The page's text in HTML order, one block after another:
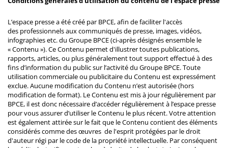
L’espace presse a été créé par BPCE, afin de faciliter l'accès
des professionnels aux communiqués de presse, images, vidéos,
infographies etc. du Groupe BPCE (ci-après désignés ensemble le
« Contenu »). Ce Contenu permet d'illustrer toutes publications,
rapports, articles, ou plus généralement tout support effectué à des
fins d’information du public sur l’activité du Groupe BPCE. Toute
utilisation commerciale ou publicitaire du Contenu est expressément
exclue. Aucune modification du Contenu n’est autorisée (hors
modification de format). Le Contenu est mis à jour régulièrement par
BPCE, il est donc nécessaire d’accéder régulièrement à l’espace presse
pour vous assurer d’utiliser le Contenu le plus récent. Votre attention
est également attirée sur le fait que le Contenu contient des éléments
considérés comme des œuvres de l'esprit protégées par le droit
d'auteur régi par le code de la propriété intellectuelle. Par conséquent